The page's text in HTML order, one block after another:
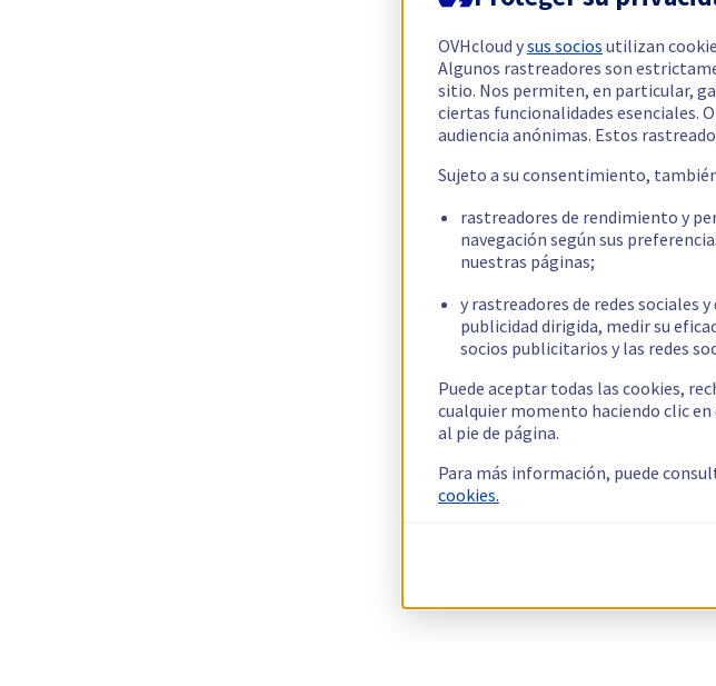
OVHcloud ysus socios utilizan
Algunos rastreadores son
sitio. Nos permiten, en particular,
ciertas funcionalidades esenciales.
audiencia anónimas. Estos
Sujeto a su consentimiento,
rastreadores de rendimiento y
navegación según sus
nuestras páginas;
y rastreadores de redes sociales
publicidad dirigida, medir su
socios publicitarios y las redes
Puede aceptar todas las cookies,
cualquier momento haciendo clic
al pie de página.
Para más información, puede
cookies.